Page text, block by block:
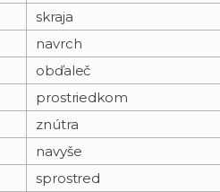
skraja
navrch
obďaleč
prostriedkom
znútra
navyše
sprostred